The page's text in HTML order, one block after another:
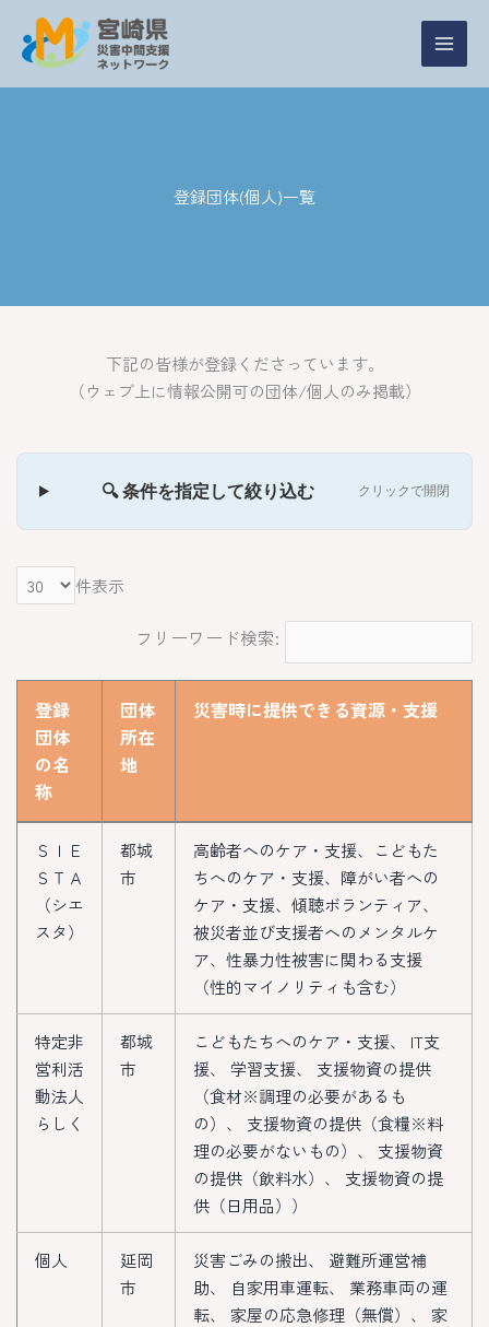
ス
登録団体(個人)一覧
下記の皆様が登録くださっています。
（ウェブ上に情報公開可の団体/個人のみ掲載）
🔍 条件を指定して絞り込む クリックで開閉
件表示
登録
団体
の名
称
団体
所在
地
災害時に提供できる資源・支援
団体
の名
称
所在
地
ＳＩＥ
ＳＴＡ
（シエ
スタ）
都城
市
高齢者へのケア・支援、こどもた
ちへのケア・支援、障がい者への
ケア・支援、傾聴ボランティア、
被災者並び支援者へのメンタルケ
ア、性暴力性被害に関わる支援
（性的マイノリティも含む）
特定非
営利活
動法人
らしく
都城
市
こどもたちへのケア・支援、 IT支
援、 学習支援、 支援物資の提供
（食材※調理の必要があるも
の）、 支援物資の提供（食糧※料
理の必要がないもの）、 支援物資
の提供（飲料水）、 支援物資の提
供（日用品））
個人
延岡
市
災害ごみの搬出、 避難所運営補
助、 自家用車運転、 業務車両の運
転、 家屋の応急修理（無償）、 家